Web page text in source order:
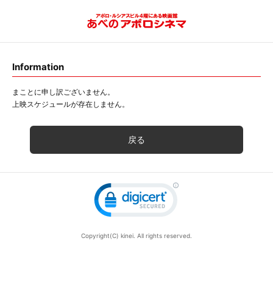
Information
まことに申し訳ございません。
上映スケジュールが存在しません。
戻る
Copyright(C) kinei. All rights reserved.